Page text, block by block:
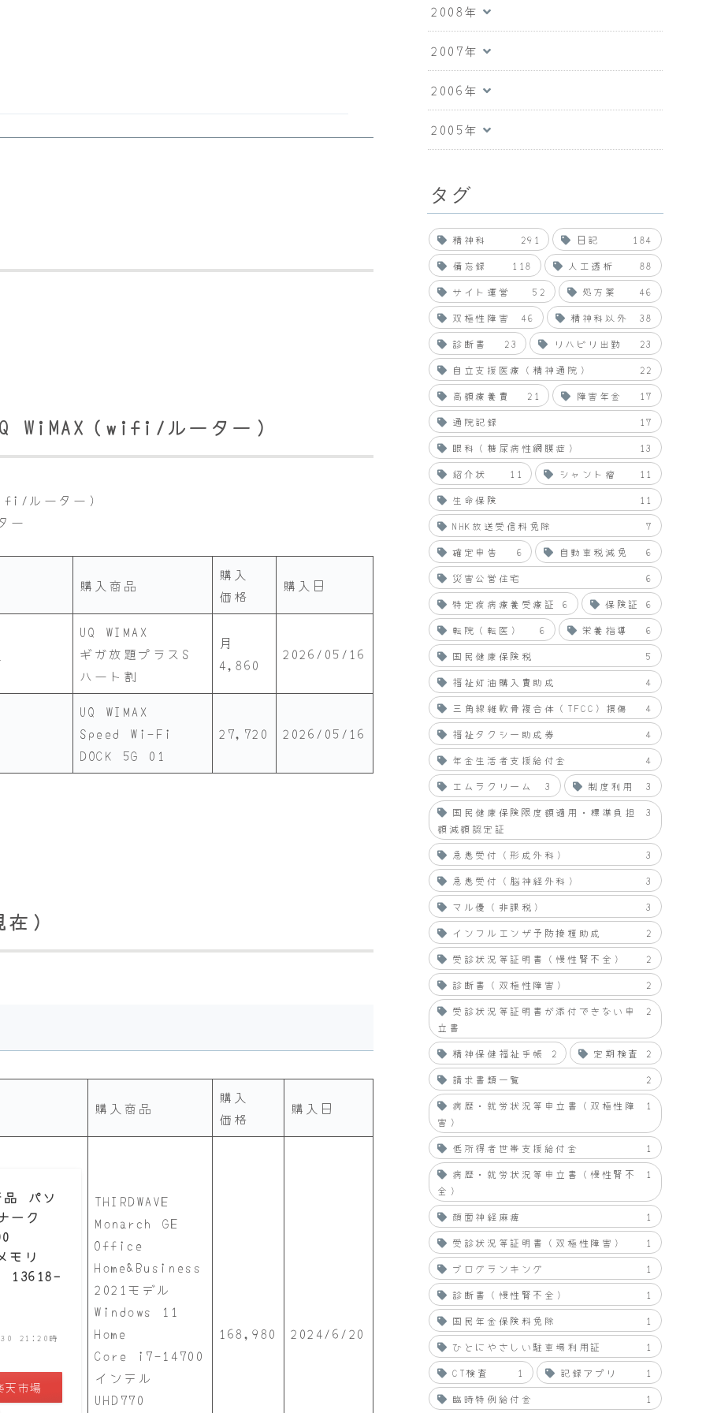
WiMAX（wifi/ルーター）
ルーター）
ー
購入商品
購入
価格
購入日
UQ WIMAX
ギガ放題プラスS
ハート割
月
4,860
2026/05/16
UQ WIMAX
Speed Wi-Fi
DOCK 5G 01
27,720 2026/05/16
）
購入商品
購入
価格
購入日
品 パソ
ーク
モリ
13618-
21:20時
天市場
THIRDWAVE
Monarch GE
Office
Home&Business
2021モデル
Windows 11
Home
Core i7-14700
インテル
UHD770
168,980 2024/6/20
2008年
2007年
2006年
2005年
タグ
精神科 291 日記
184
備忘録
118 人工透析
88
サイト運営
52 処方薬
46
双極性障害
46 精神科以外
38
診断書
23 リハビリ出勤
23
自立支援医療（精神通院）
22
高額療養費
21 障害年金
17
通院記録
17
眼科（糖尿病性網膜症）
13
紹介状
11 シャント瘤
11
生命保険
11
NHK放送受信料免除
7
確定申告
6 自動車税減免
6
災害公営住宅
6
特定疾病療養受療証
6 保険証
6
転院（転医）
6 栄養指導
6
国民健康保険税
5
福祉灯油購入費助成
4
三角線維軟骨複合体（TFCC）損傷
4
福祉タクシー助成券
4
年金生活者支援給付金
4
エムラクリーム
3 制度利用
3
国民健康保険限度額適用・標準負担
額減額認定証
3
急患受付（形成外科）
3
急患受付（脳神経外科）
3
マル優（非課税）
3
インフルエンザ予防接種助成
2
受診状況等証明書（慢性腎不全）
2
診断書（双極性障害）
2
受診状況等証明書が添付できない申
立書
2
精神保健福祉手帳 2 定期検査
2
請求書類一覧
2
病歴・就労状況等申立書（双極性障
害）
1
低所得者世帯支援給付金
1
病歴・就労状況等申立書（慢性腎不
全）
1
顔面神経麻痺
1
受診状況等証明書（双極性障害）
1
ブログランキング
1
診断書（慢性腎不全）
1
国民年金保険料免除
1
ひとにやさしい駐車場利用証
1
CT検査
1 記録アプリ
1
臨時特例給付金
1